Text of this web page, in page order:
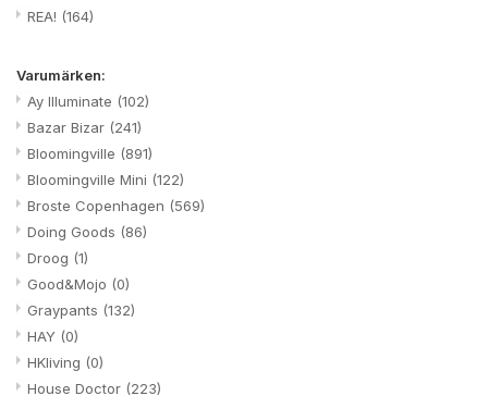
REA! (164)
Varumärken:
Ay Illuminate (102)
Bazar Bizar (241)
Bloomingville (891)
Bloomingville Mini (122)
Broste Copenhagen (569)
Doing Goods (86)
Droog (1)
Good&Mojo (0)
Graypants (132)
HAY (0)
HKliving (0)
House Doctor (223)